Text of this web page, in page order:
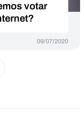
votar
09/07/2020